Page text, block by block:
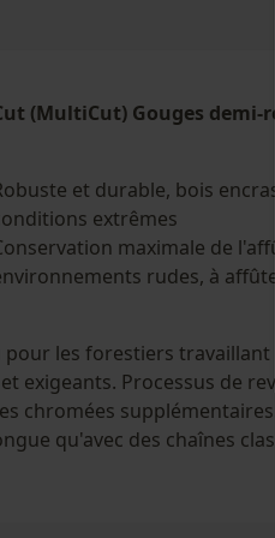
(MultiCut) Gouges demi-
et durable, bois
extrêmes
maximale de
rudes, à
pour les forestiers travaillant
exigeants. Processus de
chromées
qu'avec des chaînes